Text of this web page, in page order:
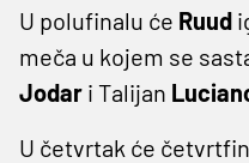
U polufinalu će Ruud
meča u kojem se
Jodar i Talijan
U četvrtak će